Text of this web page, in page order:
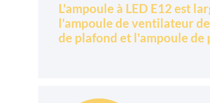
L'ampoule à LED E12 est
l'ampoule de ventilateur
de plafond et l'ampoule de